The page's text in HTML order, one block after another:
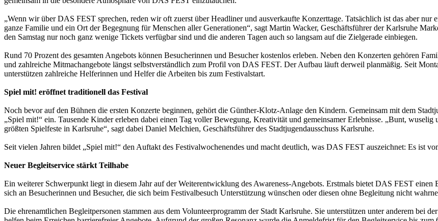
„Wenn wir über DAS FEST sprechen, reden wir oft zuerst über Headliner und ausverkaufte Konzerttage. Tatsächlich ist das aber
ganze Familie und ein Ort der Begegnung für Menschen aller Generationen“, sagt Martin Wacker, Geschäftsführer der Karlsruhe
den Samstag nur noch ganz wenige Tickets verfügbar sind und die anderen Tagen auch so langsam auf die Zielgerade einbiegen.
Rund 70 Prozent des gesamten Angebots können Besucherinnen und Besucher kostenlos erleben. Neben den Konzerten gehören
und zahlreiche Mitmachangebote längst selbstverständlich zum Profil von DAS FEST. Der Aufbau läuft derweil planmäßig. Seit
unterstützen zahlreiche Helferinnen und Helfer die Arbeiten bis zum Festivalstart.
Spiel mit! eröffnet traditionell das Festival
Noch bevor auf den Bühnen die ersten Konzerte beginnen, gehört die Günther-Klotz-Anlage den Kindern. Gemeinsam mit dem
„Spiel mit!“ ein. Tausende Kinder erleben dabei einen Tag voller Bewegung, Kreativität und gemeinsamer Erlebnisse. „Bunt,
größten Spielfeste in Karlsruhe“, sagt dabei Daniel Melchien, Geschäftsführer des Stadtjugendausschuss Karlsruhe.
Seit vielen Jahren bildet „Spiel mit!“ den Auftakt des Festivalwochenendes und macht deutlich, was DAS FEST auszeichnet: Es ist
Neuer Begleitservice stärkt Teilhabe
Ein weiterer Schwerpunkt liegt in diesem Jahr auf der Weiterentwicklung des Awareness-Angebots. Erstmals bietet DAS FEST
sich an Besucherinnen und Besucher, die sich beim Festivalbesuch Unterstützung wünschen oder diesen ohne Begleitung nicht
Die ehrenamtlichen Begleitpersonen stammen aus dem Volunteerprogramm der Stadt Karlsruhe. Sie unterstützen unter anderem bei